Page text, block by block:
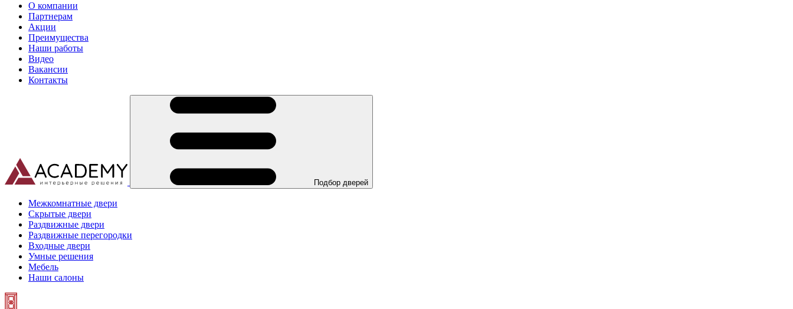
О компании
Партнерам
Акции
Преимущества
Наши работы
Видео
Вакансии
Контакты
Подбор дверей
Межкомнатные двери
Скрытые двери
Раздвижные двери
Раздвижные перегородки
Входные двери
Умные решения
Мебель
Наши салоны